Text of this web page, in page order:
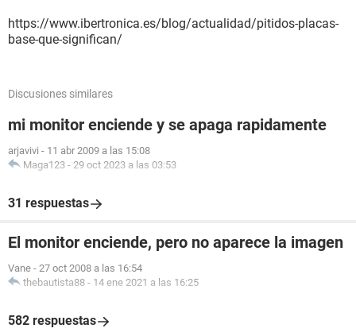
https://www.ibertronica.es/blog/actualidad/pitidos-placas-
base-que-significan/
Discusiones similares
mi monitor enciende y se apaga rapidamente
arjavivi - 11 abr 2009 a las 15:08
Maga123 - 29 oct 2023 a las 03:53
31 respuestas
El monitor enciende, pero no aparece la imagen
Vane - 27 oct 2008 a las 16:54
thebautista88 - 14 ene 2021 a las 16:25
582 respuestas